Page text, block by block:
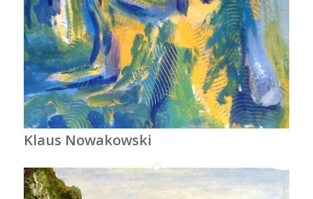
Klaus Nowakowski